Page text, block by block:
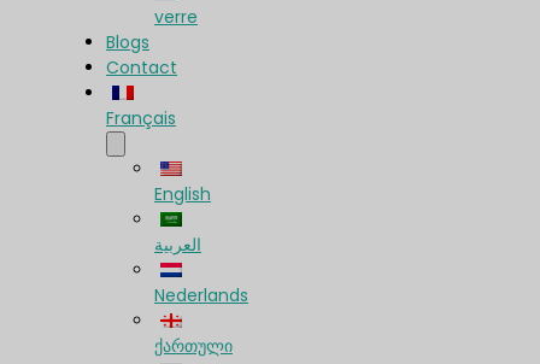
verre
Blogs
Contact
Français
English
العربية
Nederlands
ქართული